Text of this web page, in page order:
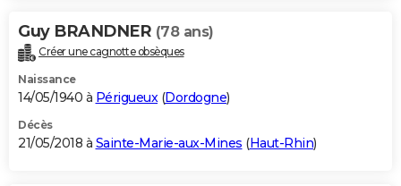
Guy BRANDNER (78 ans)
Créer une cagnotte obsèques
Naissance
14/05/1940 à Périgueux(Dordogne)
Décès
21/05/2018 à Sainte-Marie-aux-Mines (Haut-Rhin)